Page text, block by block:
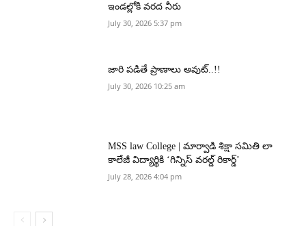
ఇండల్లోకి వరద నీరు
July 30, 2026 5:37 pm
జారి పడితే ప్రాణాలు అవుట్..!!
July 30, 2026 10:25 am
MSS law College | మార్వాడి శిక్షా సమితి లా
కాలేజీ విద్యార్థికి ‘గిన్నిస్ వరల్డ్ రికార్డ్’
July 28, 2026 4:04 pm